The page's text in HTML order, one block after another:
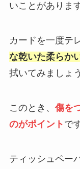
いことがあります
カードを一度テ
な乾いた柔らか
拭いてみましょう
このとき、 傷を
のがポイント で
ティッシュペー